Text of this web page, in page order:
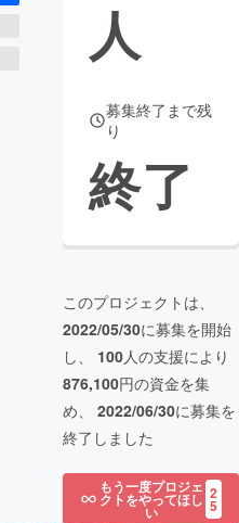
人
募集終了まで残
り
終了
このプロジェクトは、
2022/05/30に募集を開始
し、 100人の支援により
876,100円の資金を集
め、 2022/06/30に募集を
終了しました
もう一度プロジェ
クトをやってほし
い
2
5